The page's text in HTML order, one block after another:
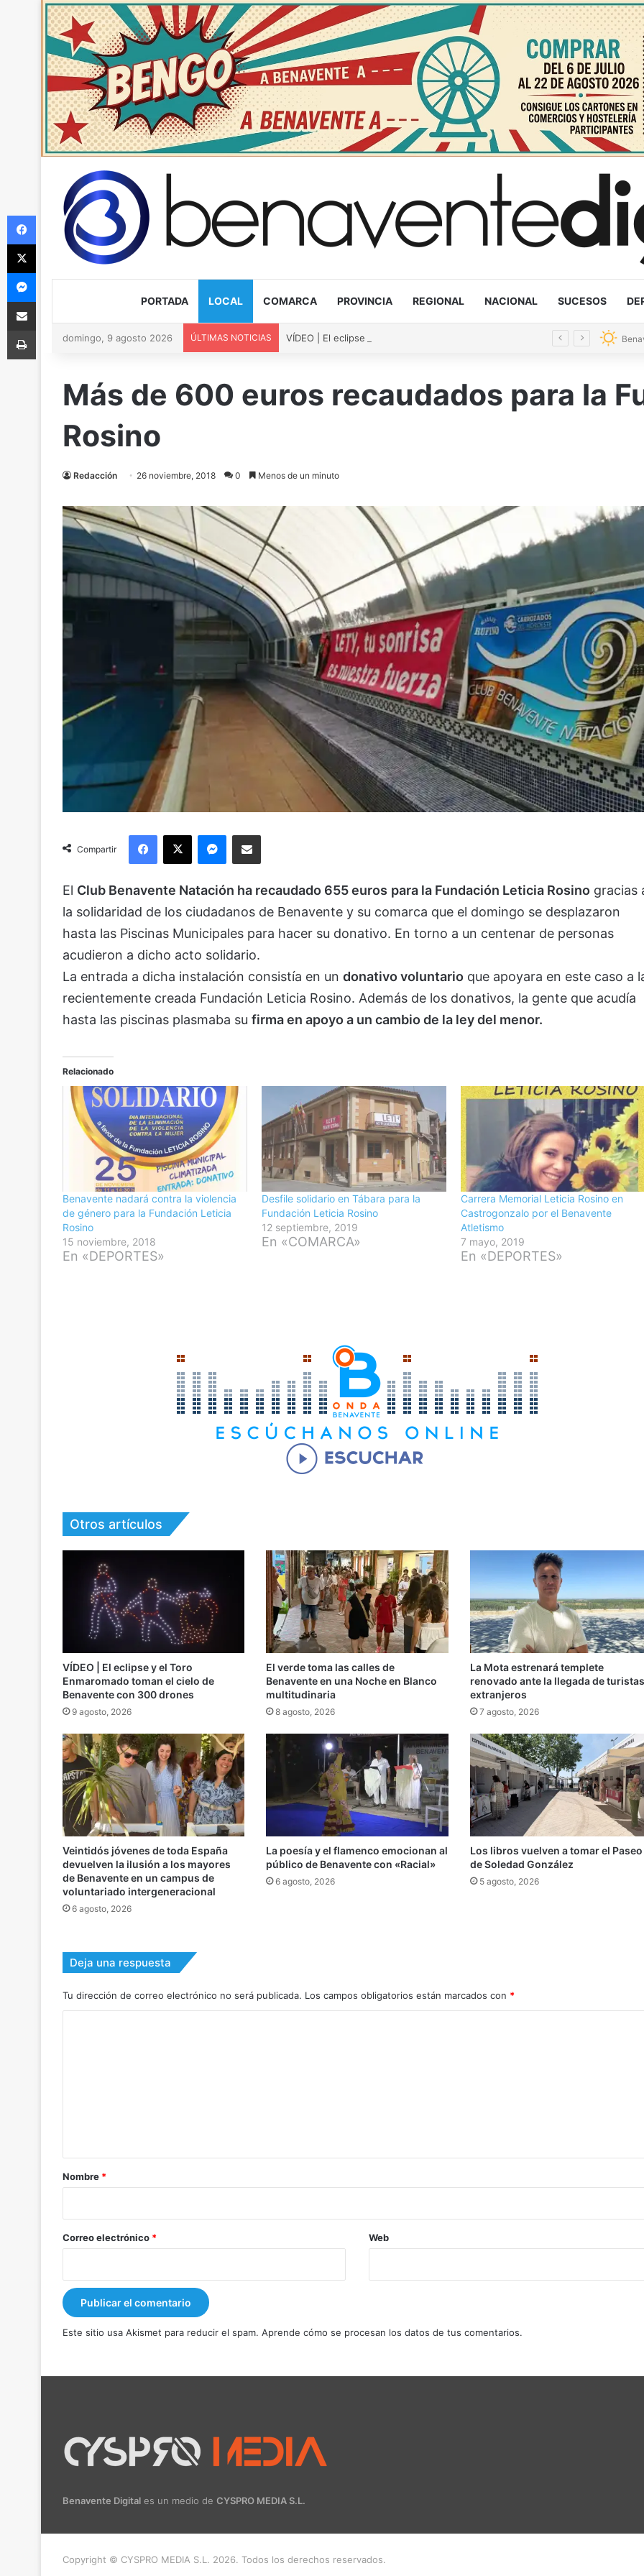
PORTADA LOCAL COMARCA PROVINCIA REGIONAL NACIONAL SUCESOS
domingo, 9 agosto 2026 ÚLTIMAS NOTICIAS
Más de 600 euros recaudados para la
Rosino
Redacción 26 noviembre, 2018 0 Menos de un minuto
Compartir
​El Club Benavente Natación ha recaudado 655 euros para la Fundación Leticia Rosino gracias
la solidaridad de los ciudadanos de Benavente y su comarca que el domingo se desplazaron
hasta las Piscinas Municipales para hacer su donativo. En torno a un centenar de personas
acudieron a dicho acto solidario.
La entrada a dicha instalación consistía en un donativo voluntario que apoyara en este caso a
recientemente creada Fundación Leticia Rosino. Además de los donativos, la gente que acudía
hasta las piscinas plasmaba su firma en apoyo a un cambio de la ley del menor.
Relacionado
Benavente nadará contra la violencia
de género para la Fundación Leticia
Rosino
15 noviembre, 2018
En «DEPORTES»
Desfile solidario en Tábara para la
Fundación Leticia Rosino
12 septiembre, 2019
En «COMARCA»
Carrera Memorial Leticia Rosino en
Castrogonzalo por el Benavente
Atletismo
7 mayo, 2019
En «DEPORTES»
Otros artículos
VÍDEO | El eclipse y el Toro
Enmaromado toman el cielo de
Benavente con 300 drones
9 agosto, 2026
El verde toma las calles de
Benavente en una Noche en Blanco
multitudinaria
8 agosto, 2026
La Mota estrenará templete
renovado ante la llegada de turistas
extranjeros
7 agosto, 2026
Veintidós jóvenes de toda España
devuelven la ilusión a los mayores
de Benavente en un campus de
voluntariado intergeneracional
6 agosto, 2026
La poesía y el flamenco emocionan al
público de Benavente con «Racial»
6 agosto, 2026
Los libros vuelven a tomar el Paseo
de Soledad González
5 agosto, 2026
Deja una respuesta
Tu dirección de correo electrónico no será publicada. Los campos obligatorios están marcados con *
r
*
Nombre *
Correo electrónico * Web
Este sitio usa Akismet para reducir el spam. Aprende cómo se procesan los datos de tus comentarios.
Benavente Digital es un medio de CYSPRO MEDIA S.L.
Copyright © CYSPRO MEDIA S.L. 2026. Todos los derechos reservados.
Facebook